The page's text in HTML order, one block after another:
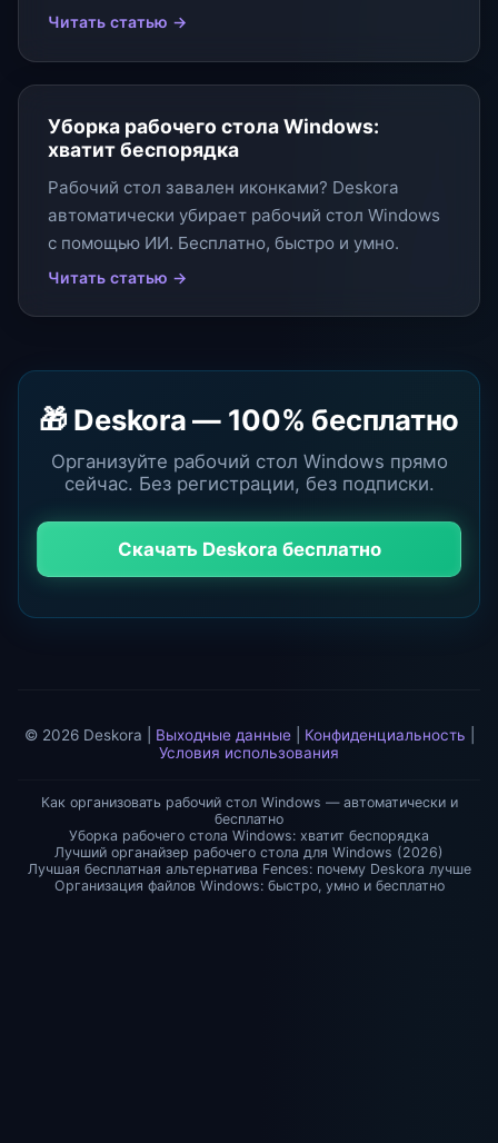
Читать статью →
Уборка рабочего стола Windows:
хватит беспорядка
Рабочий стол завален иконками? Deskora
автоматически убирает рабочий стол Windows
с помощью ИИ. Бесплатно, быстро и умно.
Читать статью →
🎁 Deskora — 100% бесплатно
Организуйте рабочий стол Windows прямо
сейчас. Без регистрации, без подписки.
Скачать Deskora бесплатно
© 2026 Deskora | Выходные данные| Конфиденциальность
Условия использования
Как организовать рабочий стол Windows — автоматически и
бесплатно
Уборка рабочего стола Windows: хватит беспорядка
Лучший органайзер рабочего стола для Windows (2026)
Лучшая бесплатная альтернатива Fences: почему Deskora лучше
Организация файлов Windows: быстро, умно и бесплатно